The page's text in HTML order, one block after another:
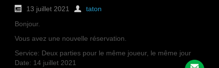
13 juillet 2021
taton
Bonjour.
Vous avez une nouvelle réservation.
Service: Deux parties pour le même joueur, le même jour
Date: 14 juillet 2021